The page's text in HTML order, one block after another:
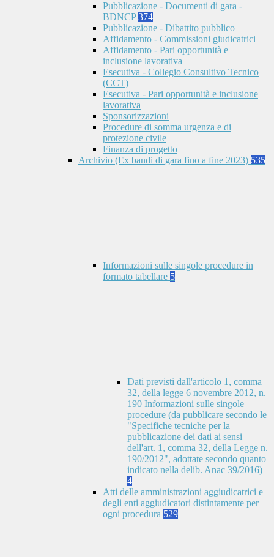
Pubblicazione - Documenti di gara -
BDNCP374
Pubblicazione - Dibattito pubblico
Affidamento - Commissioni giudicatrici
Affidamento - Pari opportunità e
inclusione lavorativa
Esecutiva - Collegio Consultivo Tecnico
(CCT)
Esecutiva - Pari opportunità e inclusione
lavorativa
Sponsorizzazioni
Procedure di somma urgenza e di
protezione civile
Finanza di progetto
Archivio (Ex bandi di gara fino a fine 2023) 535
Informazioni sulle singole procedure in
formato tabellare 5
Dati previsti dall'articolo 1, comma
32, della legge 6 novembre 2012, n.
190 Informazioni sulle singole
procedure (da pubblicare secondo le
"Specifiche tecniche per la
pubblicazione dei dati ai sensi
dell'art. 1, comma 32, della Legge n.
190/2012", adottate secondo quanto
indicato nella delib. Anac 39/2016)
4
Atti delle amministrazioni aggiudicatrici e
degli enti aggiudicatori distintamente per
ogni procedura 529